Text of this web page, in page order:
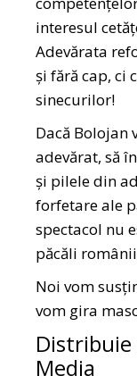
interesul
Adevărata
și fără cap, ci
sinecurilor!
Dacă Bolojan
adevărat, să
și pilele din
forfetare ale
spectacol nu
păcăli
Noi vom
vom gira
Distribuie
Media